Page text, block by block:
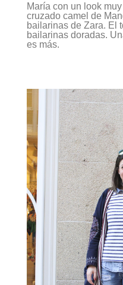
María con un look
cruzado camel de
bailarinas de Zara. El
bailarinas doradas.
es más.